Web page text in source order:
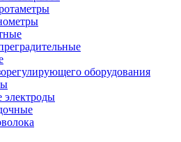
оборудования